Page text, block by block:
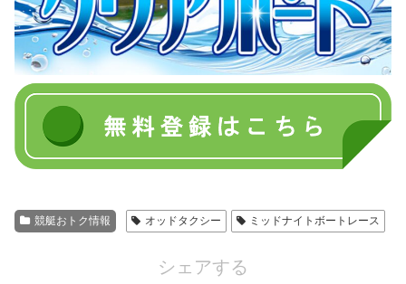
競艇おトク情報 オッドタクシー ミッドナイトボートレース
シェアする